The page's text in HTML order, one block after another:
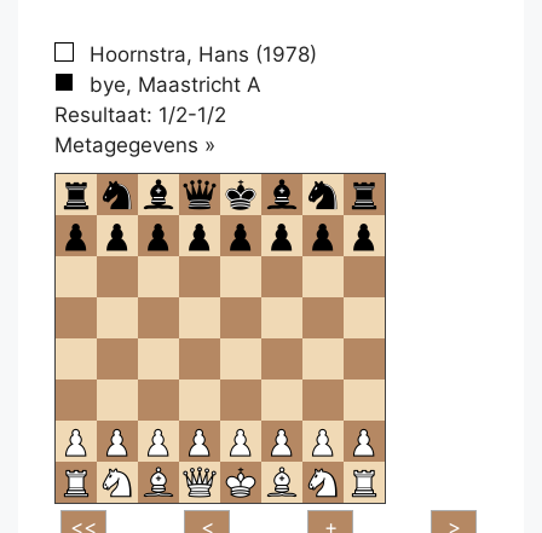
Hoornstra, Hans (1978)
bye, Maastricht A
Resultaat: 1/2-1/2
Metagegevens »
om
te
openen.